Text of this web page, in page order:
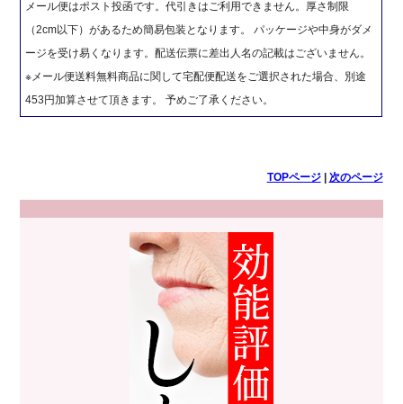
メール便はポスト投函です。代引きはご利用できません。厚さ制限
（2cm以下）があるため簡易包装となります。 パッケージや中身がダメ
ージを受け易くなります。配送伝票に差出人名の記載はございません。
※メール便送料無料商品に関して宅配便配送をご選択された場合、別途
453円加算させて頂きます。 予めご了承ください。
TOPページ| 次のページ